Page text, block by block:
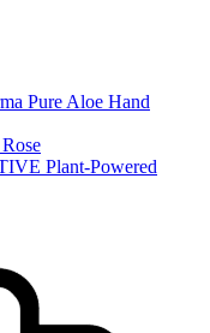
Pure Aloe Hand
Plant-Powered